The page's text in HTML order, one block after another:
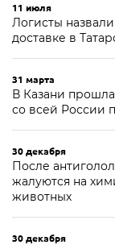
11 июля
Логисты
доставке в
31 марта
В Казани
со всей России
30 декабря
После
жалуются на
животных
30 декабря